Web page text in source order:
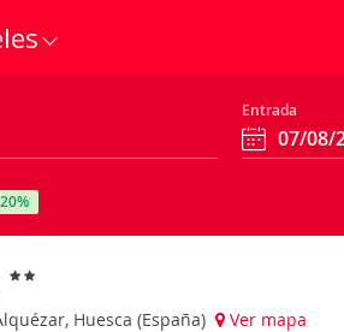
Entrada
Huesca (España) Ver mapa